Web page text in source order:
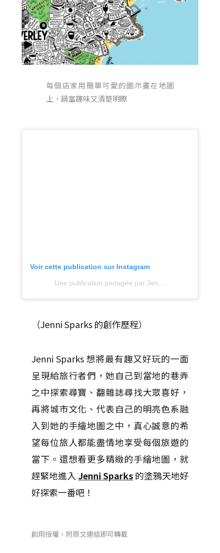
每個店家用簡單可愛的圖示畫在地圖
上，饒富趣味又清楚明瞭
Voir cette publication sur Instagram
（Jenni Sparks 的創作歷程）
Jenni Sparks 想將最有趣又好玩的一面
呈現給旅行者們，她自己到當地的巷弄
之中探索尋寶、翻雜誌尋找大眾喜好，
再將城市文化、代表自己的明亮色系融
入到她的手繪地圖之中，真心誠意的希
望每位旅人都能盡情地享受每個旅遊的
當下。還想看更多精緻的手繪地圖，就
趕緊地進入 Jenni Sparks的塗鴉天地好
好探索一番吧！
創用授權，附原文連結即可轉載